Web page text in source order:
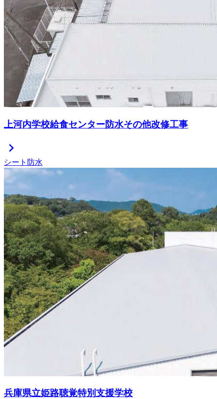
上河内学校給食センター防水その他改修工事
chevron_right
シート防水
兵庫県立姫路聴覚特別支援学校